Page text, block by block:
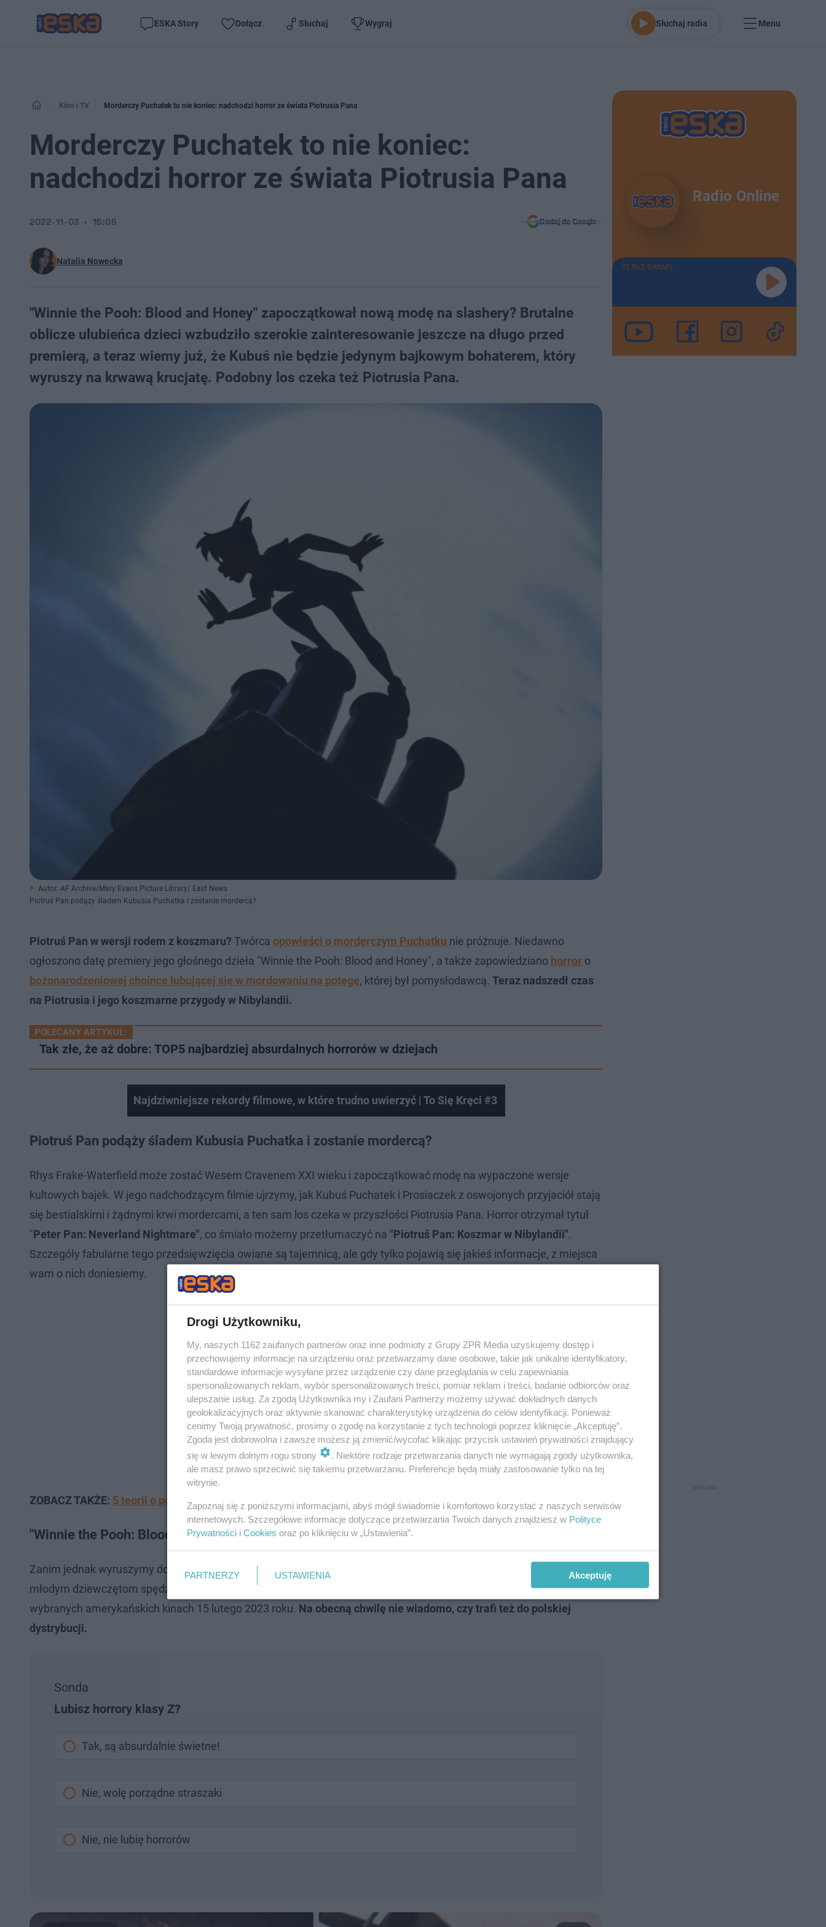
ESKA Story Dołącz Słuchaj Wygraj Słuchaj radia Menu
Kino i TV Morderczy Puchatek to nie koniec: nadchodzi horror ze świata Piotrusia Pana
Morderczy Puchatek to nie koniec:
nadchodzi horror ze świata Piotrusia Pana
Natalia Nowecka
2022-11-03 15:05 Dodaj do Google
"Winnie the Pooh: Blood and Honey" zapoczątkował nową modę na slashery? Brutalne
oblicze ulubieńca dzieci wzbudziło szerokie zainteresowanie jeszcze na długo przed
premierą, a teraz wiemy już, że Kubuś nie będzie jedynym bajkowym bohaterem, który
wyruszy na krwawą krucjatę. Podobny los czeka też Piotrusia Pana.
Autor: AF Archive/Mary Evans Picture Library/ East News
Piotruś Pan podąży śladem Kubusia Puchatka i zostanie mordercą?
Piotruś Pan w wersji rodem z koszmaru? Twórca opowieści o morderczym Puchatku nie próżnuje. Niedawno
ogłoszono datę premiery jego głośnego dzieła "Winnie the Pooh: Blood and Honey", a także zapowiedziano horror o
bożonarodzeniowej choince lubującej się w mordowaniu na potęgę, której był pomysłodawcą. Teraz nadszedł czas
na Piotrusia i jego koszmarne przygody w Nibylandii.
POLECANY ARTYKUŁ:
Tak złe, że aż dobre: TOP5 najbardziej absurdalnych horrorów w dziejach
Najdziwniejsze rekordy filmowe, w które trudno uwierzyć | To Się Kręci #3
Piotruś Pan podąży śladem Kubusia Puchatka i zostanie mordercą?
Rhys Frake-Waterfield może zostać Wesem Cravenem XXI wieku i zapoczątkować modę na wypaczone wersje
kultowych bajek. W jego nadchodzącym filmie ujrzymy, jak Kubuś Puchatek i Prosiaczek z oswojonych przyjaciół stają
się bestialskimi i żądnymi krwi mordercami, a ten sam los czeka w przyszłości Piotrusia Pana. Horror otrzymał tytuł
"Peter Pan: Neverland Nightmare", co śmiało możemy przetłumaczyć na "Piotruś Pan: Koszmar w Nibylandii".
Szczegóły fabularne tego przedsięwzięcia owiane są tajemnicą, ale gdy tylko pojawią się jakieś informacje, z miejsca
wam o nich doniesiemy.
ZOBACZ TAKŻE: 5 teorii o popularnych bajkach, które zniszczą wasze dzieciństwo
"Winnie the Pooh: Blood and Honey" - kiedy premiera slashera o Puchatku?
Zanim jednak wyruszymy do wypaczonej Nibylandii, będziemy świadkami rzezi, jaką Kubuś i Prosiaczek urządzą
młodym dziewczętom spędzającym weekend w domku letniskowym. "Winnie the Pooh: Blood and Honey" zawita w
wybranych amerykańskich kinach 15 lutego 2023 roku. Na obecną chwilę nie wiadomo, czy trafi też do polskiej
dystrybucji.
Sonda
Lubisz horrory klasy Z?
Tak, są absurdalnie świetne!
Nie, wolę porządne straszaki
Nie, nie lubię horrorów
Radio Online
TERAZ GRAMY
Drogi Użytkowniku,
My, naszych 1162 zaufanych partnerów oraz inne podmioty z Grupy ZPR Media uzyskujemy dostęp i
przechowujemy informacje na urządzeniu oraz przetwarzamy dane osobowe, takie jak unikalne identyfikatory,
standardowe informacje wysyłane przez urządzenie czy dane przeglądania w celu zapewniania
spersonalizowanych reklam, wybór spersonalizowanych treści, pomiar reklam i treści, badanie odbiorców oraz
ulepszanie usług. Za zgodą Użytkownika my i Zaufani Partnerzy możemy używać dokładnych danych
geolokalizacyjnych oraz aktywnie skanować charakterystykę urządzenia do celów identyfikacji. Ponieważ
cenimy Twoją prywatność, prosimy o zgodę na korzystanie z tych technologii poprzez kliknięcie „Akceptuję”.
Zgoda jest dobrowolna i zawsze możesz ją zmienić/wycofać klikając przycisk ustawień prywatności znajdujący
się w lewym dolnym rogu strony
. Niektóre rodzaje przetwarzania danych nie wymagają zgody użytkownika,
ale masz prawo sprzeciwić się takiemu przetwarzaniu. Preferencje będą miały zastosowanie tylko na tej
witrynie.
Zapoznaj się z poniższymi informacjami, abyś mógł świadomie i komfortowo korzystać z naszych serwisów
internetowych. Szczegółowe informacje dotyczące przetwarzania Twoich danych znajdziesz w Polityce
Prywatności i Cookies oraz po kliknięciu w „Ustawienia”.
PARTNERZY USTAWIENIA Akceptuję